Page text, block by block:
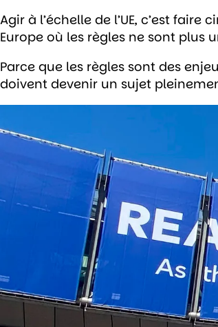
Agir à l’échelle de l’UE, c’est
Europe où les règles ne sont plus
Parce que les règles sont des
doivent devenir un sujet